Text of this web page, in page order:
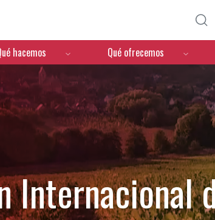
hacemos Qué ofrecemos
Internacional